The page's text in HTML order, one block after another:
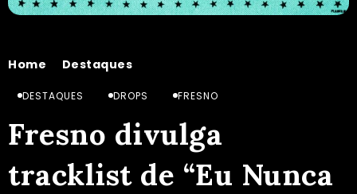
Home Destaques
DESTAQUES DROPS FRESNO
Fresno divulga
tracklist de “Eu Nunca